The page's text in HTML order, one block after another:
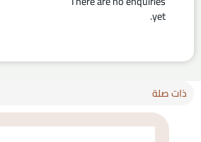
yet.
ذات صلة